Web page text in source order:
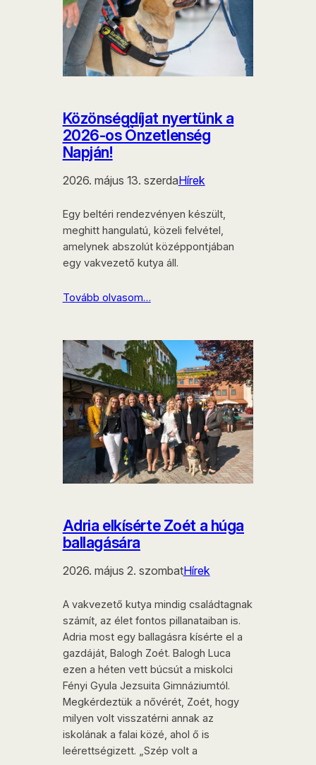
Közönségdíjat nyertünk a
2026-os Önzetlenség
Napján!
2026. május 13. szerdaHírek
Egy beltéri rendezvényen készült,
meghitt hangulatú, közeli felvétel,
amelynek abszolút középpontjában
egy vakvezető kutya áll.
Tovább olvasom…
Adria elkísérte Zoét a húga
ballagására
2026. május 2. szombatHírek
A vakvezető kutya mindig családtagnak
számít, az élet fontos pillanataiban is.
Adria most egy ballagásra kísérte el a
gazdáját, Balogh Zoét. Balogh Luca
ezen a héten vett búcsút a miskolci
Fényi Gyula Jezsuita Gimnáziumtól.
Megkérdeztük a nővérét, Zoét, hogy
milyen volt visszatérni annak az
iskolának a falai közé, ahol ő is
leérettségizett. „Szép volt a